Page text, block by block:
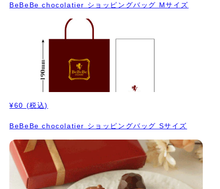
BeBeBe chocolatier ショッピングバッグ Mサイズ
¥60 (税込)
BeBeBe chocolatier ショッピングバッグ Sサイズ